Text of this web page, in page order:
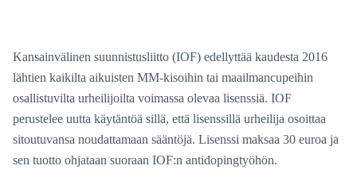
Kansainvälinen suunnistusliitto (IOF) edellyttää kaudesta 2016
lähtien kaikilta aikuisten MM-kisoihin tai maailmancupeihin
osallistuvilta urheilijoilta voimassa olevaa lisenssiä. IOF
perustelee uutta käytäntöä sillä, että lisenssillä urheilija osoittaa
sitoutuvansa noudattamaan sääntöjä. Lisenssi maksaa 30 euroa ja
sen tuotto ohjataan suoraan IOF:n antidopingtyöhön.